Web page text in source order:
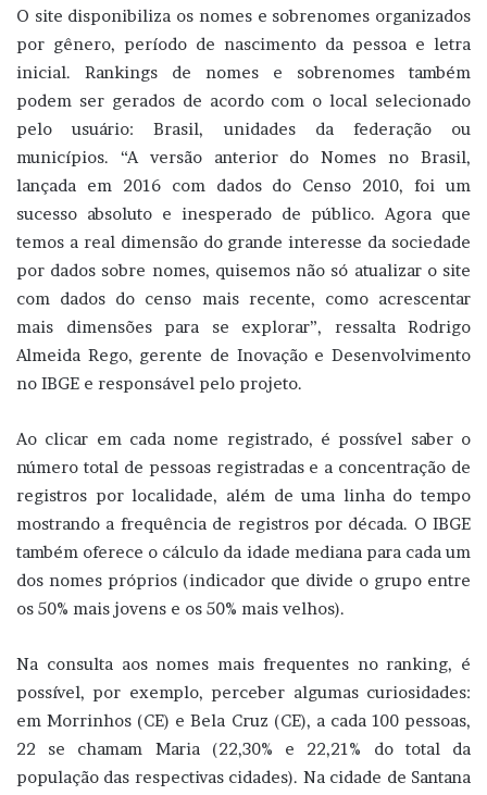
O site disponibiliza os nomes e sobrenomes organizados
por gênero, período de nascimento da pessoa e letra
inicial. Rankings de nomes e sobrenomes também
podem ser gerados de acordo com o local selecionado
pelo usuário: Brasil, unidades da federação ou
municípios. “A versão anterior do Nomes no Brasil,
lançada em 2016 com dados do Censo 2010, foi um
sucesso absoluto e inesperado de público. Agora que
temos a real dimensão do grande interesse da sociedade
por dados sobre nomes, quisemos não só atualizar o site
com dados do censo mais recente, como acrescentar
mais dimensões para se explorar”, ressalta Rodrigo
Almeida Rego, gerente de Inovação e Desenvolvimento
no IBGE e responsável pelo projeto.
Ao clicar em cada nome registrado, é possível saber o
número total de pessoas registradas e a concentração de
registros por localidade, além de uma linha do tempo
mostrando a frequência de registros por década. O IBGE
também oferece o cálculo da idade mediana para cada um
dos nomes próprios (indicador que divide o grupo entre
os 50% mais jovens e os 50% mais velhos).
Na consulta aos nomes mais frequentes no ranking, é
possível, por exemplo, perceber algumas curiosidades:
em Morrinhos (CE) e Bela Cruz (CE), a cada 100 pessoas,
22 se chamam Maria (22,30% e 22,21% do total da
população das respectivas cidades). Na cidade de Santana